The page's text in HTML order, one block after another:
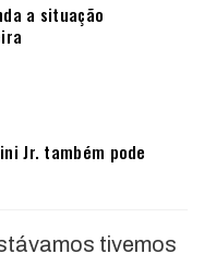
a situação
Jr. também pode
tivemos